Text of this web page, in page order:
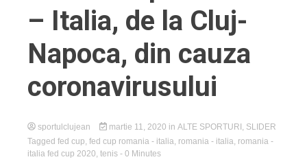
– Italia, de la Cluj-
Napoca, din cauza
coronavirusului
sportulclujean martie 11, 2020 in ALTE SPORTURI SLIDER
Tagged fed cup fed cup romania - italia romania - italia romania -
italia fed cup 2020 tenis - 0 Minutes